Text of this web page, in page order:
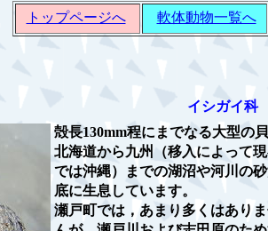
トップページへ 軟体動物一覧へ
イシガイ科
殻長130mm程にまでなる大型の
北海道から九州（移入によって
では沖縄）までの湖沼や河川の
底に生息しています。
瀬戸町では，あまり多くはあり